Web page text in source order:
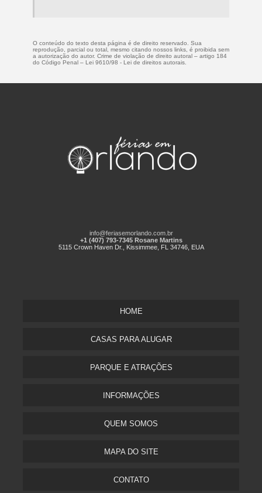
O conteúdo do texto desta página é de direito reservado. Sua
reprodução, parcial ou total, mesmo citando nossos links, é proibida sem
a autorização do autor. Crime de violação de direito autoral – artigo 184
do Código Penal – Lei 9610/98 - Lei de direitos autorais
info@feriasemorlando.com.br
+1 (407) 793-7345 Rosane Martins
5115 Crown Haven Dr., Kissimmee, FL 34746, EUA
HOME
CASAS PARA ALUGAR
PARQUE E ATRAÇÕES
INFORMAÇÕES
QUEM SOMOS
MAPA DO SITE
CONTATO